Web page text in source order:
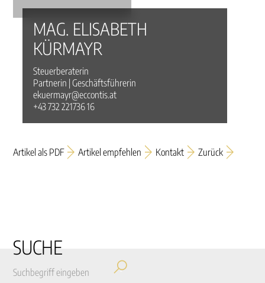
MAG. ELISABETH
KÜRMAYR
Steuerberaterin
Partnerin | Geschäftsführerin
ekuermayr@eccontis.at
+43 732 221736 16
Artikel als PDF Artikel empfehlen Kontakt Zurück
SUCHE